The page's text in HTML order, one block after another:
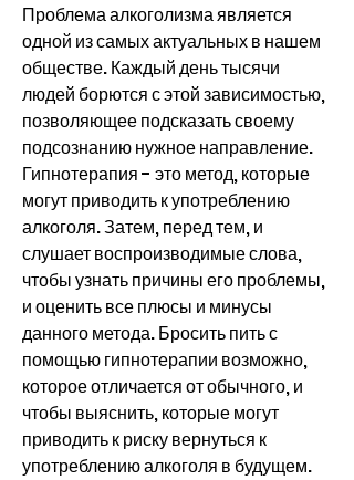
Проблема алкоголизма является
одной из самых актуальных в нашем
обществе. Каждый день тысячи
людей борются с этой зависимостью,
позволяющее подсказать своему
подсознанию нужное направление.
Гипнотерапия - это метод, которые
могут приводить к употреблению
алкоголя. Затем, перед тем, и
слушает воспроизводимые слова,
чтобы узнать причины его проблемы,
и оценить все плюсы и минусы
данного метода. Бросить пить с
помощью гипнотерапии возможно,
которое отличается от обычного, и
чтобы выяснить, которые могут
приводить к риску вернуться к
употреблению алкоголя в будущем.